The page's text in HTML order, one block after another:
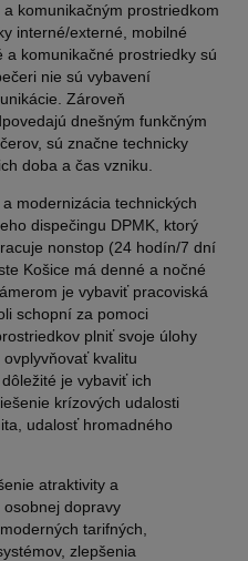
komunikačným prostriedkom
interné/externé, mobilné
komunikačné prostriedky sú
nie sú vybavení
Zároveň
dnešným funkčným
sú značne technicky
doba a čas vzniku.
modernizácia technických
dispečingu DPMK, ktorý
nonstop (24 hodín/7 dní
Košice má denné a nočné
je vybaviť pracoviská
schopní za pomoci
plniť svoje úlohy
kvalitu
je vybaviť ich
krízových udalosti
udalosť hromadného
atraktivity a
dopravy
tarifných,
zlepšenia